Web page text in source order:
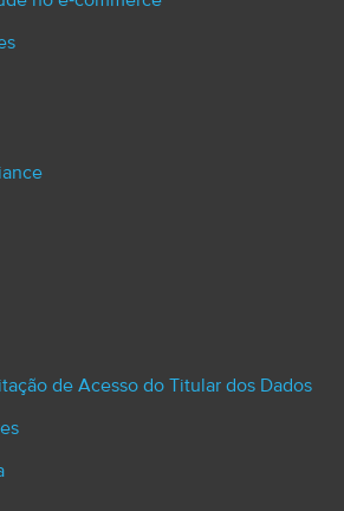
de Acesso do Titular dos Dados